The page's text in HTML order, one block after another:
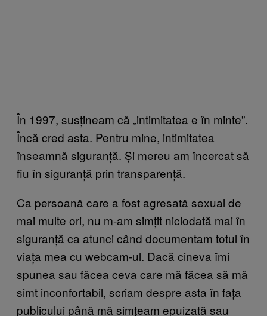
În 1997, susțineam că „intimitatea e în minte”.
Încă cred asta. Pentru mine, intimitatea
înseamnă siguranță. Și mereu am încercat să
fiu în siguranță prin transparență.
Ca persoană care a fost agresată sexual de
mai multe ori, nu m-am simțit niciodată mai în
siguranță ca atunci când documentam totul în
viața mea cu webcam-ul. Dacă cineva îmi
spunea sau făcea ceva care mă făcea să mă
simt inconfortabil, scriam despre asta în fața
publicului până mă simțeam epuizată sau